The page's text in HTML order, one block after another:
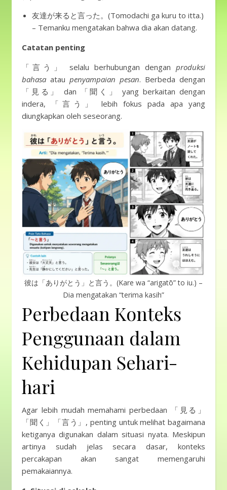
友達が来ると言った。(Tomodachi ga kuru to itta.)
– Temanku mengatakan bahwa dia akan datang.
Catatan penting
「言う」 selalu berhubungan dengan produksi
bahasa atau penyampaian pesan. Berbeda dengan
「見る」 dan 「聞く」 yang berkaitan dengan
indera, 「言う」 lebih fokus pada apa yang
diungkapkan oleh seseorang.
彼は「ありがとう」と言う。(Kare wa “arigatō” to iu.) –
Dia mengatakan “terima kasih”
Perbedaan Konteks
Penggunaan dalam
Kehidupan Sehari-
hari
Agar lebih mudah memahami perbedaan 「見る」
「聞く」「言う」, penting untuk melihat bagaimana
ketiganya digunakan dalam situasi nyata. Meskipun
artinya sudah jelas secara dasar, konteks
percakapan akan sangat memengaruhi
pemakaiannya.